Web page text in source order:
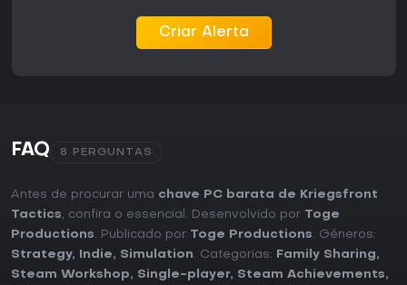
Criar Alerta
FAQ 8 PERGUNTAS
Antes de procurar uma chave PC barata de Kriegsfront
Tactics, confira o essencial. Desenvolvido por Toge
Productions. Publicado por Toge Productions. Géneros:
Strategy, Indie, Simulation. Categorias: Family Sharing,
Steam Workshop, Single-player, Steam Achievements,